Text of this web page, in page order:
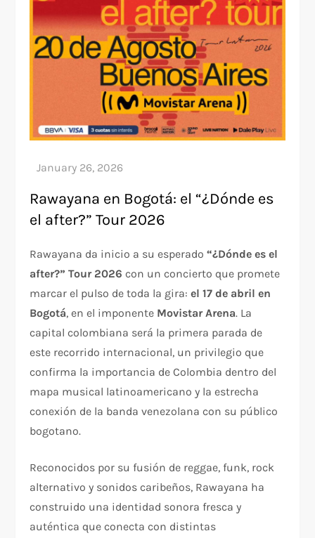
Rawayana en Bogotá: el “¿Dónde es
el after?” Tour 2026
Rawayana da inicio a su esperado“¿Dónde es el
after?” Tour 2026 con un concierto que promete
marcar el pulso de toda la gira:el 17 de abril en
Bogotá, en el imponente Movistar Arena. La
capital colombiana será la primera parada de
este recorrido internacional, un privilegio que
confirma la importancia de Colombia dentro del
mapa musical latinoamericano y la estrecha
conexión de la banda venezolana con su público
bogotano.
Reconocidos por su fusión de reggae, funk, rock
alternativo y sonidos caribeños, Rawayana ha
construido una identidad sonora fresca y
auténtica que conecta con distintas